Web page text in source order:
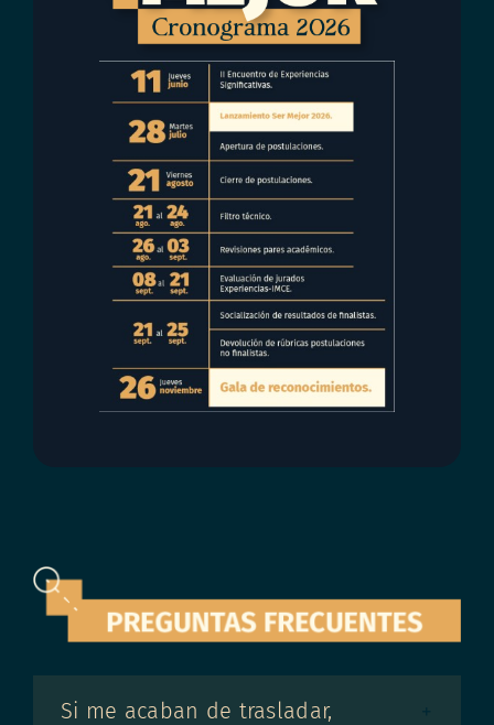
Si me acaban de trasladar,